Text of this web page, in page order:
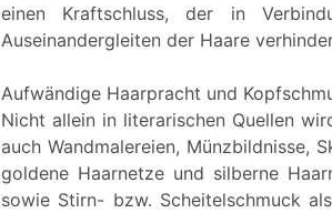
einen Kraftschluss, der in
Auseinandergleiten der Haare
Aufwändige Haarpracht und
Nicht allein in literarischen Quellen
auch Wandmalereien, Münzbildnisse,
goldene Haarnetze und silberne
sowie Stirn- bzw. Scheitelschmuck